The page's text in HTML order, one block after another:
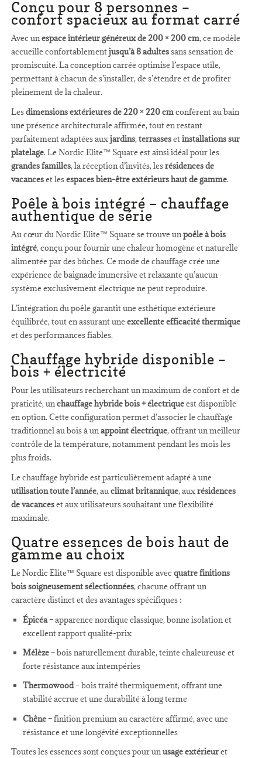
Conçu pour 8 personnes –
confort spacieux au format carré
Avec unespace intérieur généreux de 200 × 200 cm, ce modèle
accueille confortablementjusqu’à 8 adultessans sensation de
promiscuité. La conception carrée optimise l’espace utile,
permettant à chacun de s’installer, de s’étendre et de profiter
pleinement de la chaleur.
Lesdimensions extérieures de 220 × 220 cmconfèrent au bain
une présence architecturale affirmée, tout en restant
parfaitement adaptées auxjardins,terrassesetinstallations sur
platelage. Le Nordic Elite™ Square est ainsi idéal pour les
grandes familles, la réception d’invités, lesrésidences de
vacanceset lesespaces bien-être extérieurs haut de gamme.
Poêle à bois intégré – chauffage
authentique de série
Au cœur du Nordic Elite™ Square se trouve unpoêle à bois
intégré, conçu pour fournir une chaleur homogène et naturelle
alimentée par des bûches. Ce mode de chauffage crée une
expérience de baignade immersive et relaxante qu’aucun
système exclusivement électrique ne peut reproduire.
L’intégration du poêle garantit une esthétique extérieure
équilibrée, tout en assurant uneexcellente efficacité thermique
et des performances fiables.
Chauffage hybride disponible –
bois + électricité
Pour les utilisateurs recherchant un maximum de confort et de
praticité, unchauffage hybride bois + électriqueest disponible
en option. Cette configuration permet d’associer le chauffage
traditionnel au bois à unappoint électrique, offrant un meilleur
contrôle de la température, notamment pendant les mois les
plus froids.
Le chauffage hybride est particulièrement adapté à une
utilisation toute l’année, auclimat britannique, auxrésidences
de vacanceset aux utilisateurs souhaitant une flexibilité
maximale.
Quatre essences de bois haut de
gamme au choix
Le Nordic Elite™ Square est disponible avec quatre finitions
bois soigneusement sélectionnées, chacune offrant un
caractère distinct et des avantages spécifiques :
Épicéa– apparence nordique classique, bonne isolation et
excellent rapport qualité-prix
Mélèze– bois naturellement durable, teinte chaleureuse et
forte résistance aux intempéries
Thermowood– bois traité thermiquement, offrant une
stabilité accrue et une durabilité à long terme
Chêne– finition premium au caractère affirmé, avec une
résistance et une longévité exceptionnelles
Toutes les essences sont conçues pour unusage extérieuret